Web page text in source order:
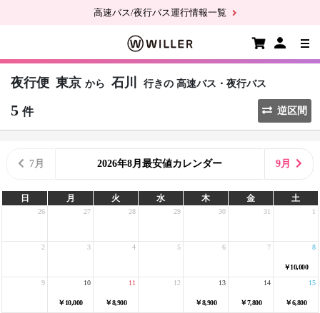
高速バス/夜行バス運行情報一覧
夜行便 東京 から 石川 行きの 高速バス・夜行バス
5 件 逆区間
7月 2026年8月最安値カレンダー 9月
日 月 火 水 木 金 土
26 27 28 29 30 31 1
2 3 4 5 6 7
￥10,000
8
9
￥10,000
10
￥8,900
11 12
￥8,900
13
￥7,800
14
￥6,800
15